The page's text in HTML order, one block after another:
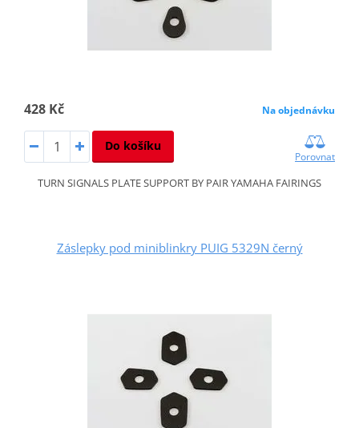
428 Kč Na objednávku
Do košíku
Porovnat
TURN SIGNALS PLATE SUPPORT BY PAIR YAMAHA FAIRINGS
Záslepky pod miniblinkry PUIG 5329N černý